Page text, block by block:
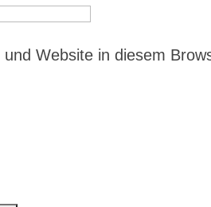
Website in diesem